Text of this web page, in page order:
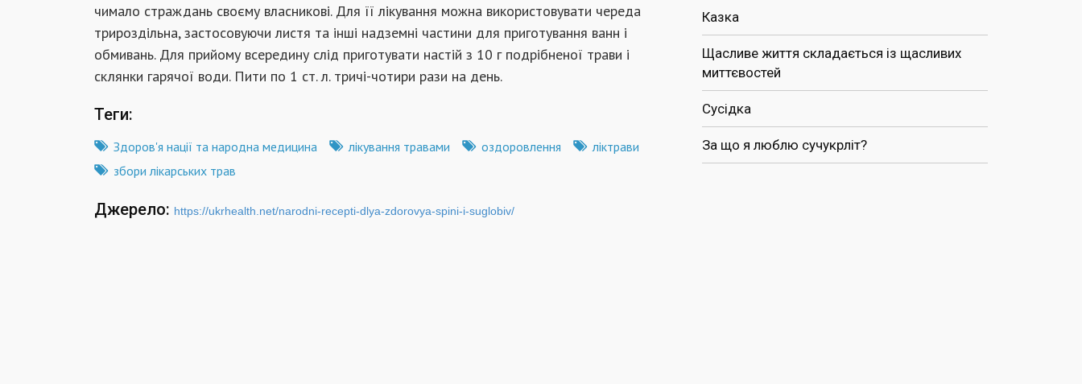
чимало страждань своєму власникові. Для її лікування можна використовувати череда
трироздільна, застосовуючи листя та інші надземні частини для приготування ванн і
обмивань. Для прийому всередину слід приготувати настій з 10 г подрібненої трави і
склянки гарячої води. Пити по 1 ст. л. тричі-чотири рази на день.
Теги:
Здоров'я нації та народна медицина лікування травами оздоровлення
ліктрави
збори лікарських трав
Джерело: https://ukrhealth.net/narodni-recepti-dlya-zdorovya-spini-i-suglobiv/
Казка
Щасливе життя складається із щасливих
миттєвостей
Сусідка
За що я люблю сучукрліт?